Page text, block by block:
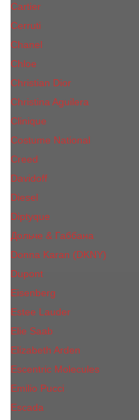
Cartier
Cerruti
Сhanеl
Chloe
Christian Dior
Christina Aguilera
Сliniquе
Costume National
Creed
Davidoff
Diesel
Diptyque
Дольче & Габбана
Donna Karan (DKNY)
Dupont
Eisenberg
Еsteе Lаudеr
Elie Saab
Elizabeth Arden
Escentric Molecules
Emilio Pucci
Escada